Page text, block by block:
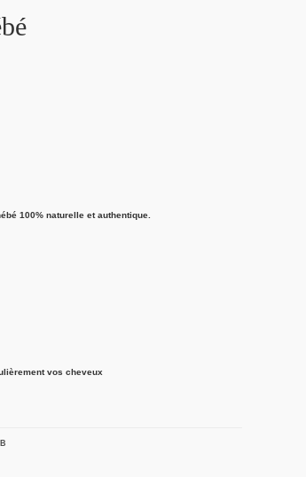
100% naturelle et authentique.
vos cheveux